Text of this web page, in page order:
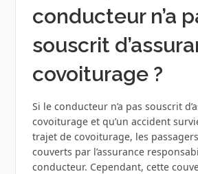
conducteur n’a
souscrit
covoiturage ?
Si le conducteur n’a pas souscrit
covoiturage et qu’un accident
trajet de covoiturage, les
couverts par l’assurance
conducteur. Cependant, cette